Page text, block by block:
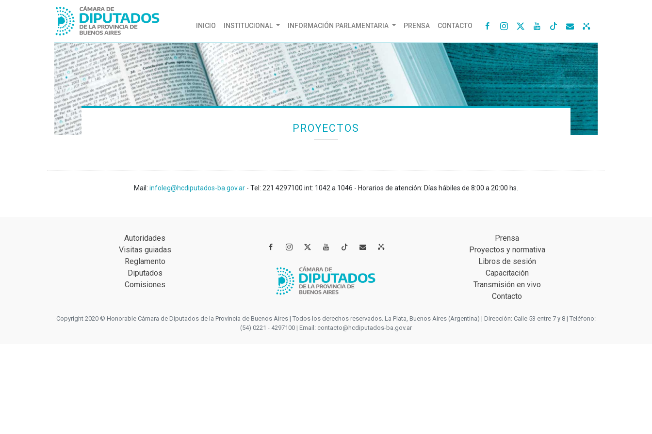
INICIO (CURRENT)
INSTITUCIONAL INFORMACIÓN PARLAMENTARIA PRENSA CONTACTO    
PROYECTOS
Mail: infoleg@hcdiputados-ba.gov.ar - Tel: 221 4297100 int: 1042 a 1046 - Horarios de atención: Días hábiles de 8:00 a 20:00 hs.
Autoridades
Visitas guiadas
Reglamento
Diputados
Comisiones
   
Prensa
Proyectos y normativa
Libros de sesión
Capacitación
Transmisión en vivo
Contacto
Copyright 2020 © Honorable Cámara de Diputados de la Provincia de Buenos Aires | Todos los derechos reservados. La Plata, Buenos Aires (Argentina) | Dirección: Calle 53 entre 7 y 8 | Teléfono:
(54) 0221 - 4297100 | Email: contacto@hcdiputados-ba.gov.ar